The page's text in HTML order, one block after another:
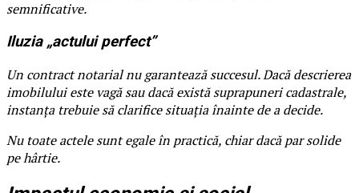
semnificative.
Iluzia „actului perfect”
Un contract notarial nu garantează succesul. Dacă descrierea
imobilului este vagă sau dacă există suprapuneri cadastrale,
instanța trebuie să clarifice situația înainte de a decide.
Nu toate actele sunt egale în practică, chiar dacă par solide
pe hârtie.